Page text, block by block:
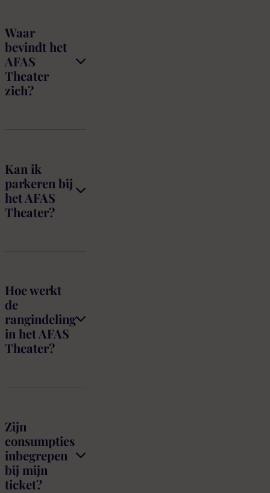
Waar
bevindt het
AFAS
Theater
zich?
Kan ik
parkeren bij
het AFAS
Theater?
Hoe werkt
de
rangindeling
in het AFAS
Theater?
Zijn
consumpties
inbegrepen
bij mijn
ticket?